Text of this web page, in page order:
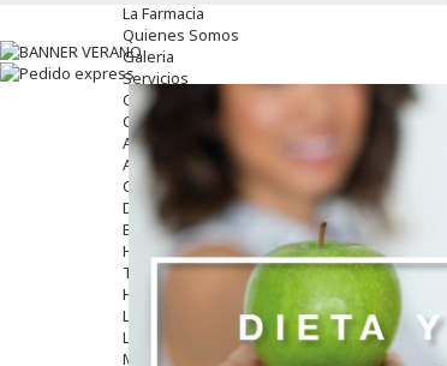
La Farmacia
Quienes Somos
Galeria
Servicios
Cosmética
Cosmética Facial
Antiacné
Antiedad
Contorno De Ojos
Despigmentantes
Exfoliantes
Hidratantes
Tratamientos De Noche
Hombre
Limpieza
Labiales
Maquillajes Y Color